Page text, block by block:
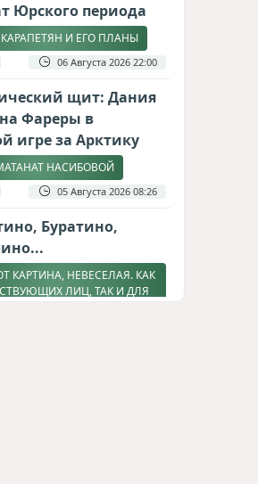
Юрского периода
И ЕГО ПЛАНЫ
06 Августа 2026 22:00
щит: Дания
Фареры в
игре за Арктику
НАСИБОВОЙ
05 Августа 2026 08:26
Буратино,
КАРТИНА, НЕВЕСЕЛАЯ. КАК
ЛИЦ, ТАК И ДЛЯ